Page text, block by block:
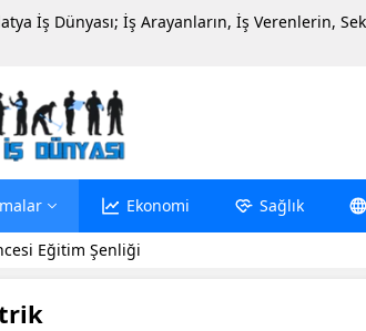
İş Dünyası; İş Arayanların, İş Verenlerin,
Ekonomi Sağlık
Eğitim Şenliği